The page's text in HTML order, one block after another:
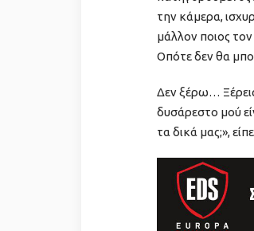
την κάμερα,
μάλλον ποιος τον
Οπότε δεν θα
Δεν ξέρω…
δυσάρεστο μού
τα δικά μας;»,